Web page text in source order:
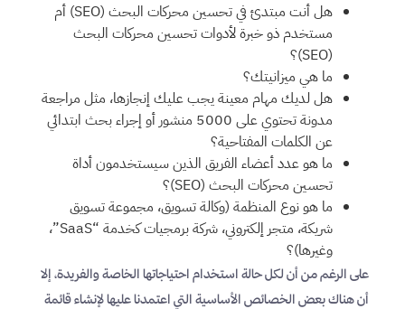
هل أنت مبتدئ في تحسين محركات البحث (SEO) أم
مستخدم ذو خبرة لأدوات تحسين محركات البحث
(SEO)؟
ما هي ميزانيتك؟
هل لديك مهام معينة يجب عليك إنجازها، مثل مراجعة
مدونة تحتوي على 5000 منشور أو إجراء بحث ابتدائي
عن الكلمات المفتاحية؟
ما هو عدد أعضاء الفريق الذين سيستخدمون أداة
تحسين محركات البحث (SEO)؟
ما هو نوع المنظمة (وكالة تسويق، مجموعة تسويق
شريكة، متجر إلكتروني، شركة برمجيات كخدمة “SaaS”،
وغيرها)؟
على الرغم من أن لكل حالة استخدام احتياجاتها الخاصة والفريدة، إلا
أن هناك بعض الخصائص الأساسية التي اعتمدنا عليها لإنشاء قائمة